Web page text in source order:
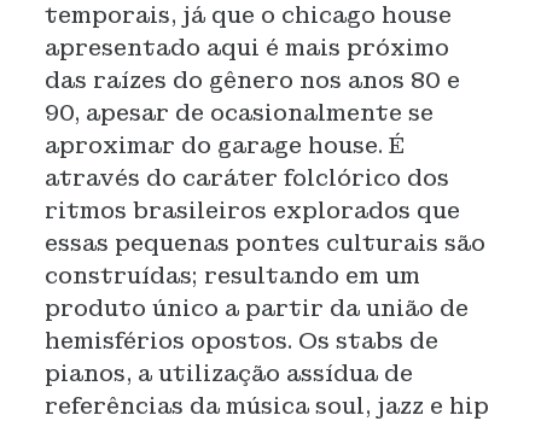
temporais, já que o chicago house
apresentado aqui é mais próximo
das raízes do gênero nos anos 80 e
90, apesar de ocasionalmente se
aproximar do garage house. É
através do caráter folclórico dos
ritmos brasileiros explorados que
essas pequenas pontes culturais são
construídas; resultando em um
produto único a partir da união de
hemisférios opostos. Os stabs de
pianos, a utilização assídua de
referências da música soul, jazz e hip